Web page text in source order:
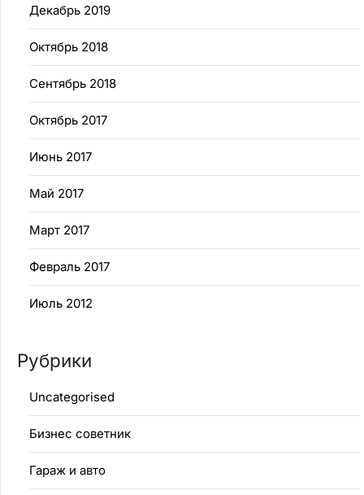
Декабрь 2019
Октябрь 2018
Сентябрь 2018
Октябрь 2017
Июнь 2017
Май 2017
Март 2017
Февраль 2017
Июль 2012
Рубрики
Uncategorised
Бизнес советник
Гараж и авто